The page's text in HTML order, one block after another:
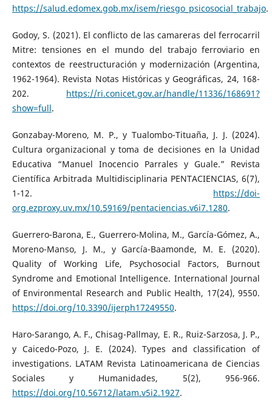
https://salud.edomex.gob.mx/isem/riesgo_psicosocial_trabajo.
Godoy, S. (2021). El conflicto de las camareras del ferrocarril
Mitre: tensiones en el mundo del trabajo ferroviario en
contextos de reestructuración y modernización (Argentina,
1962-1964). Revista Notas Históricas y Geográficas, 24, 168-
202. https://ri.conicet.gov.ar/handle/11336/168691?
show=full.
Gonzabay-Moreno, M. P., y Tualombo-Tituaña, J. J. (2024).
Cultura organizacional y toma de decisiones en la Unidad
Educativa “Manuel Inocencio Parrales y Guale.” Revista
Científica Arbitrada Multidisciplinaria PENTACIENCIAS, 6(7),
1-12. https://doi-
org.ezproxy.uv.mx/10.59169/pentaciencias.v6i7.1280.
Guerrero-Barona, E., Guerrero-Molina, M., García-Gómez, A.,
Moreno-Manso, J. M., y García-Baamonde, M. E. (2020).
Quality of Working Life, Psychosocial Factors, Burnout
Syndrome and Emotional Intelligence. International Journal
of Environmental Research and Public Health, 17(24), 9550.
https://doi.org/10.3390/ijerph17249550.
Haro-Sarango, A. F., Chisag-Pallmay, E. R., Ruiz-Sarzosa, J. P.,
y Caicedo-Pozo, J. E. (2024). Types and classification of
investigations. LATAM Revista Latinoamericana de Ciencias
Sociales y Humanidades, 5(2), 956-966.
https://doi.org/10.56712/latam.v5i2.1927.